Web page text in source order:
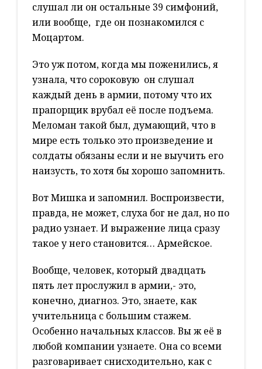
слушал ли он остальные 39 симфоний,
или вообще, где он познакомился с
Моцартом.
Это уж потом, когда мы поженились, я
узнала, что сороковую он слушал
каждый день в армии, потому что их
прапорщик врубал её после подъема.
Меломан такой был, думающий, что в
мире есть только это произведение и
солдаты обязаны если и не выучить его
наизусть, то хотя бы хорошо запомнить.
Вот Мишка и запомнил. Воспроизвести,
правда, не может, слуха бог не дал, но по
радио узнает. И выражение лица сразу
такое у него становится… Армейское.
Вообще, человек, который двадцать
пять лет прослужил в армии,- это,
конечно, диагноз. Это, знаете, как
учительница с большим стажем.
Особенно начальных классов. Вы ж её в
любой компании узнаете. Она со всеми
разговаривает снисходительно, как с